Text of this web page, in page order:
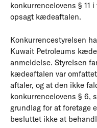
konkurrencelovens § 11
opsagt kædeaftalen.
Konkurrencestyrelsen
Kuwait Petroleums
anmeldelse. Styrelsen
kædeaftalen var
aftaler, og at den ikke
konkurrencelovens § 6,
grundlag for at foretage
besluttet ikke at